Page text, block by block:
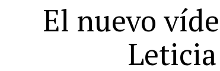
El nuevo